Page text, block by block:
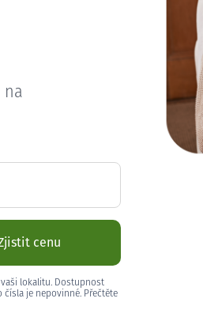
na
cenu
lokalitu. Dostupnost
je nepovinné. Přečtěte